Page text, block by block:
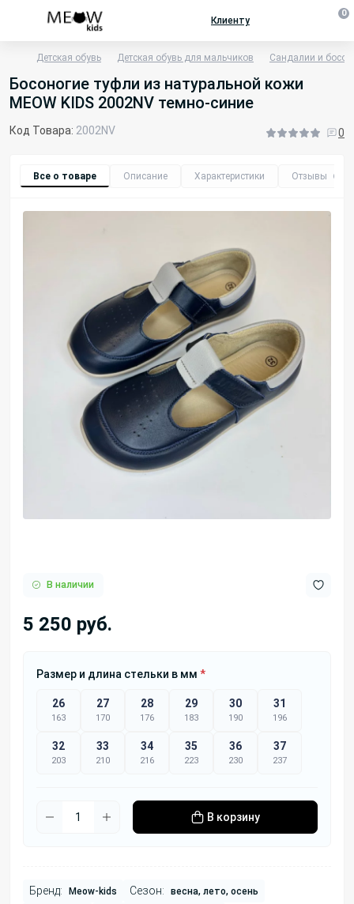
Клиенту
0
Детская обувь Детская обувь для мальчиков Сандалии и
Босоногие туфли из натуральной кожи
MEOW KIDS 2002NV темно-синие
Код Товара: 2002NV 0
Все о товаре Описание Характеристики Отзывы
В наличии
5 250 руб.
Размер и длина стельки в мм *
26
163
27
170
28
176
29
183
30
190
31
196
32
203
33
210
34
216
35
223
36
230
37
237
В корзину
Бренд: Meow-kids Сезон: весна, лето, осень